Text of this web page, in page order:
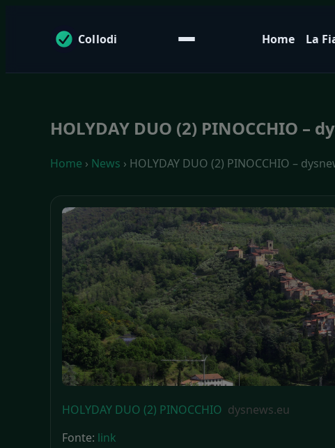
Collodi Home La
HOLYDAY DUO (2) PINOCCHIO –
Home › News › HOLYDAY DUO (2) PINOCCHIO –
HOLYDAY DUO (2) PINOCCHIO dysnews.eu
Fonte: link